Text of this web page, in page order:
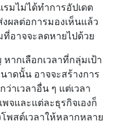
มไม่ได้ทำการอัปเดต
ผลต่อการมองเห็นแล้ว
อาจจะลดหายไปด้วย
ากเลือกเวลาที่กลุ่มเป้า
ดนั้น อาจจะสร้างการ
าเวลาอื่น ๆ แต่เวลา
จและแต่ละธุรกิจเองก็
พสต์เวลาให้หลากหลาย